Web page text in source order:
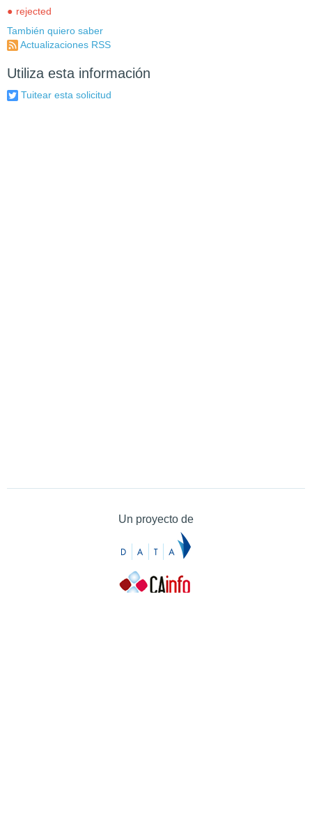
rejected
También quiero saber
Actualizaciones RSS
Utiliza esta información
Tuitear esta solicitud
Un proyecto de